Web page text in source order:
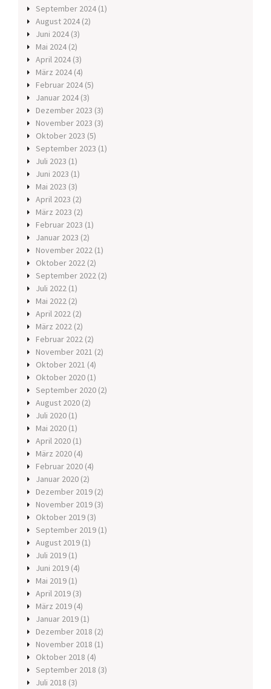
September 2024 (1)
August 2024 (2)
Juni 2024 (3)
Mai 2024 (2)
April 2024 (3)
März 2024 (4)
Februar 2024 (5)
Januar 2024 (3)
Dezember 2023 (3)
November 2023 (3)
Oktober 2023 (5)
September 2023 (1)
Juli 2023 (1)
Juni 2023 (1)
Mai 2023 (3)
April 2023 (2)
März 2023 (2)
Februar 2023 (1)
Januar 2023 (2)
November 2022 (1)
Oktober 2022 (2)
September 2022 (2)
Juli 2022 (1)
Mai 2022 (2)
April 2022 (2)
März 2022 (2)
Februar 2022 (2)
November 2021 (2)
Oktober 2021 (4)
Oktober 2020 (1)
September 2020 (2)
August 2020 (2)
Juli 2020 (1)
Mai 2020 (1)
April 2020 (1)
März 2020 (4)
Februar 2020 (4)
Januar 2020 (2)
Dezember 2019 (2)
November 2019 (3)
Oktober 2019 (3)
September 2019 (1)
August 2019 (1)
Juli 2019 (1)
Juni 2019 (4)
Mai 2019 (1)
April 2019 (3)
März 2019 (4)
Januar 2019 (1)
Dezember 2018 (2)
November 2018 (1)
Oktober 2018 (4)
September 2018 (3)
Juli 2018 (3)